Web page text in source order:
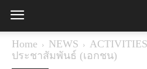
Home NEWS
ประชาสัมพันธ์ (เอกชน)